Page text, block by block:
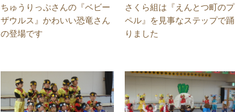
ちゅうりっぷさんの『ベビー
ザウルス』かわいい恐竜さん
の登場です
さくら組は『えんとつ町のプ
ペル』を見事なステップで踊
りました